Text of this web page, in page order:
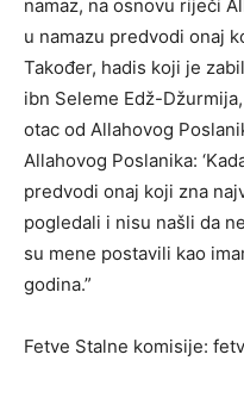
namaz, na osnovu riječi
u namazu predvodi onaj
Također, hadis koji je
ibn Seleme Edž-
otac od Allahovog
Allahovog Poslanika:
predvodi onaj koji zna
pogledali i nisu našli da
su mene postavili kao
godina.”
Fetve Stalne komisije: